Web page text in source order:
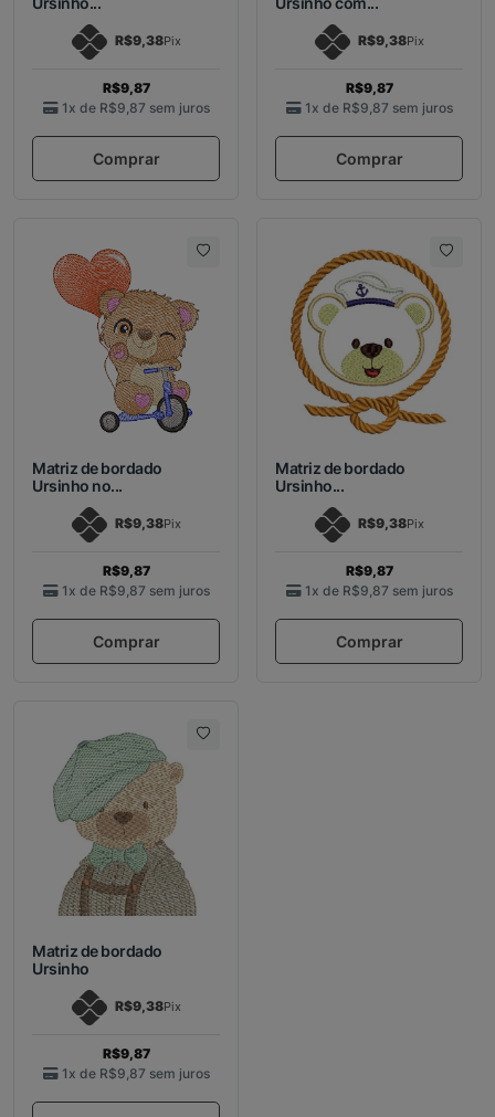
R$9,38Pix
R$9,87
1x de R$9,87 sem juros
Comprar
R$9,38Pix
R$9,87
1x de R$9,87 sem juros
Comprar
Matriz de bordado
Ursinho no...
R$9,38Pix
R$9,87
1x de R$9,87 sem juros
Comprar
Matriz de bordado
Ursinho...
R$9,38Pix
R$9,87
1x de R$9,87 sem juros
Comprar
Matriz de bordado
Ursinho
R$9,38Pix
R$9,87
1x de R$9,87 sem juros